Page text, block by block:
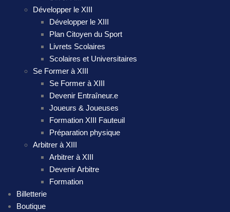
Développer le XIII
Développer le XIII
Plan Citoyen du Sport
Livrets Scolaires
Scolaires et Universitaires
Se Former à XIII
Se Former à XIII
Devenir Entraîneur.e
Joueurs & Joueuses
Formation XIII Fauteuil
Préparation physique
Arbitrer à XIII
Arbitrer à XIII
Devenir Arbitre
Formation
Billetterie
Boutique